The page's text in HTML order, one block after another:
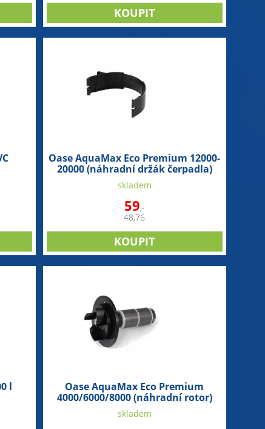
Oase AquaMax Eco Premium 12000-
20000 (náhradní držák čerpadla)
skladem
59,-
48,76
l
Oase AquaMax Eco Premium
4000/6000/8000 (náhradní rotor)
skladem